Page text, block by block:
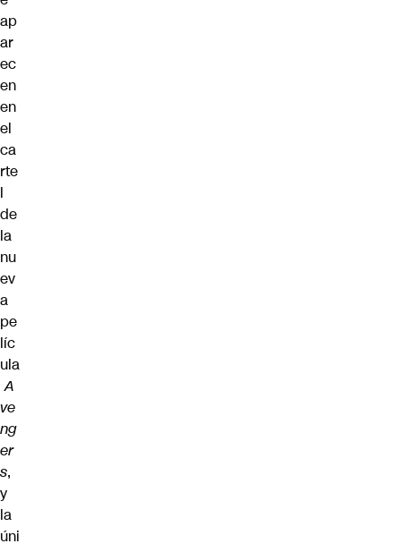
ap
ar
ec
en
en
el
ca
rte
l
de
la
nu
ev
a
pe
líc
ula
A
ve
ng
er
s,
y
la
úni